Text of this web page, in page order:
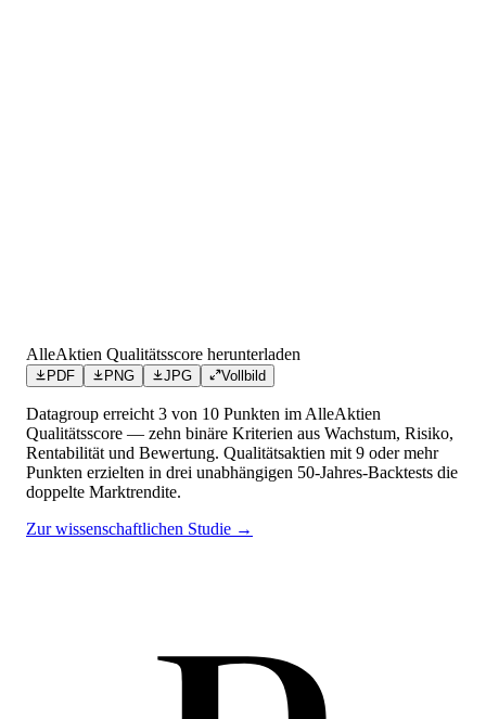
AlleAktien Qualitätsscore herunterladen
PDF PNG JPG Vollbild
Datagroup erreicht 3 von 10 Punkten im AlleAktien
Qualitätsscore — zehn binäre Kriterien aus Wachstum, Risiko,
Rentabilität und Bewertung. Qualitätsaktien mit 9 oder mehr
Punkten erzielten in drei unabhängigen 50-Jahres-Backtests die
doppelte Marktrendite.
Zur wissenschaftlichen Studie →